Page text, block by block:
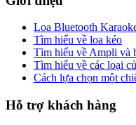
Loa Bluetooth
Tìm hiểu về loa kéo
Tìm hiểu về Ampli và
Tìm hiểu về các loại
Cách lựa chọn một
Hỗ trợ khách hàng